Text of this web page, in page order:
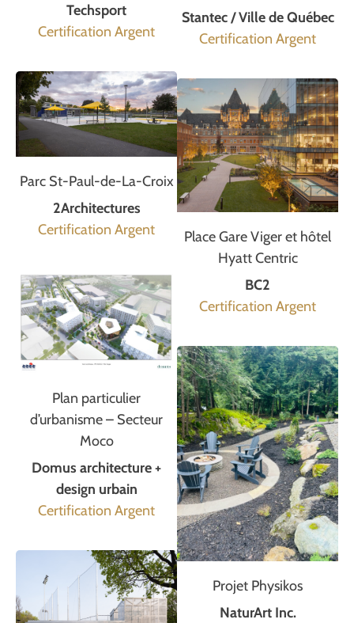
Techsport
Certification Argent
Parc St-Paul-de-La-Croix
2Architectures
Certification Argent
Plan particulier
d’urbanisme – Secteur
Moco
Domus architecture +
design urbain
Certification Argent
Stantec / Ville de Québec
Certification Argent
Place Gare Viger et hôtel
Hyatt Centric
BC2
Certification Argent
Projet Physikos
NaturArt Inc.